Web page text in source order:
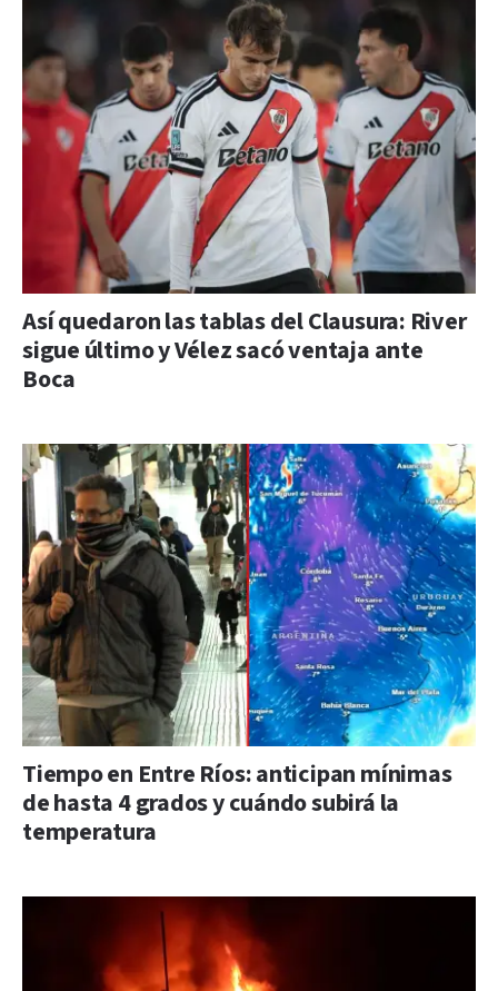
Así quedaron las tablas del Clausura: River
sigue último y Vélez sacó ventaja ante
Boca
Tiempo en Entre Ríos: anticipan mínimas
de hasta 4 grados y cuándo subirá la
temperatura